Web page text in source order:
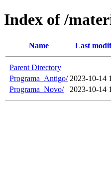
Index of /
Name Last
Parent Directory
Programa_Antigo/ 2023-10-14
Programa_Novo/
2023-10-14